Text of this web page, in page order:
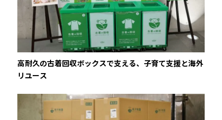
高耐久の古着回収ボックスで支える、子育て支援と海外
リユース